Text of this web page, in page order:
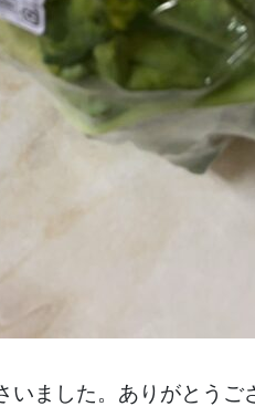
いました。ありがとうご